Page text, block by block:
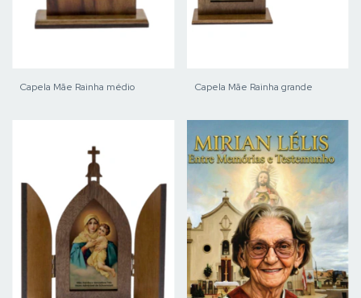
Capela Mãe Rainha médio Capela Mãe Rainha grande